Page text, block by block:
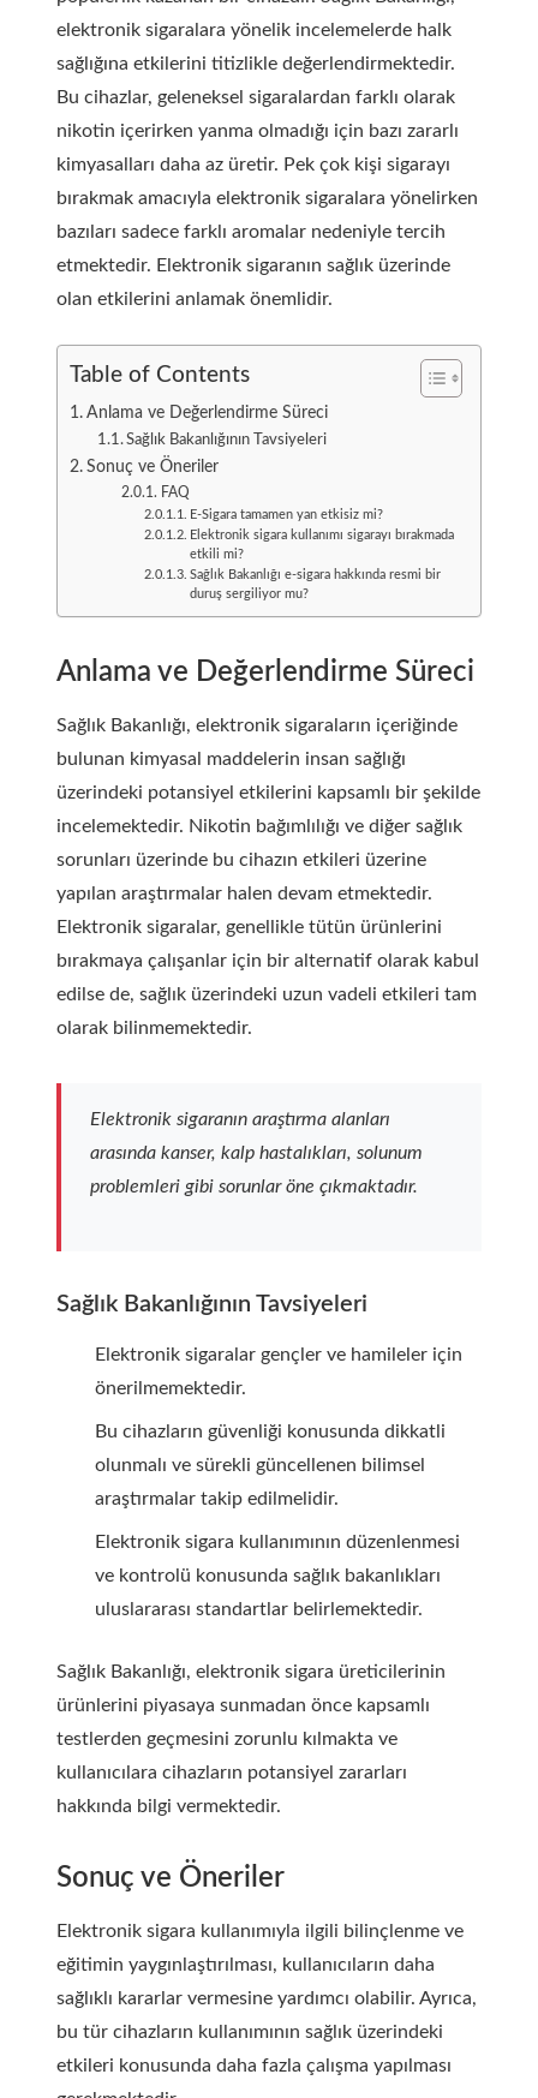
elektronik sigaralara yönelik incelemelerde halk
sağlığına etkilerini titizlikle değerlendirmektedir.
Bu cihazlar, geleneksel sigaralardan farklı olarak
nikotin içerirken yanma olmadığı için bazı zararlı
kimyasalları daha az üretir. Pek çok kişi sigarayı
bırakmak amacıyla elektronik sigaralara yönelirken
bazıları sadece farklı aromalar nedeniyle tercih
etmektedir. Elektronik sigaranın sağlık üzerinde
olan etkilerini anlamak önemlidir.
Table of Contents
Anlama ve Değerlendirme Süreci
Sağlık Bakanlığının Tavsiyeleri
Sonuç ve Öneriler
FAQ
E-Sigara tamamen yan etkisiz mi?
Elektronik sigara kullanımı sigarayı bırakmada
etkili mi?
Sağlık Bakanlığı e-sigara hakkında resmi bir
duruş sergiliyor mu?
Anlama ve Değerlendirme Süreci
Sağlık Bakanlığı, elektronik sigaraların içeriğinde
bulunan kimyasal maddelerin insan sağlığı
üzerindeki potansiyel etkilerini kapsamlı bir şekilde
incelemektedir. Nikotin bağımlılığı ve diğer sağlık
sorunları üzerinde bu cihazın etkileri üzerine
yapılan araştırmalar halen devam etmektedir.
Elektronik sigaralar, genellikle tütün ürünlerini
bırakmaya çalışanlar için bir alternatif olarak kabul
edilse de, sağlık üzerindeki uzun vadeli etkileri tam
olarak bilinmemektedir.
Elektronik sigaranın araştırma alanları
arasında kanser, kalp hastalıkları, solunum
problemleri gibi sorunlar öne çıkmaktadır.
Sağlık Bakanlığının Tavsiyeleri
Elektronik sigaralar gençler ve hamileler için
önerilmemektedir.
Bu cihazların güvenliği konusunda dikkatli
olunmalı ve sürekli güncellenen bilimsel
araştırmalar takip edilmelidir.
Elektronik sigara kullanımının düzenlenmesi
ve kontrolü konusunda sağlık bakanlıkları
uluslararası standartlar belirlemektedir.
Sağlık Bakanlığı, elektronik sigara üreticilerinin
ürünlerini piyasaya sunmadan önce kapsamlı
testlerden geçmesini zorunlu kılmakta ve
kullanıcılara cihazların potansiyel zararları
hakkında bilgi vermektedir.
Sonuç ve Öneriler
Elektronik sigara kullanımıyla ilgili bilinçlenme ve
eğitimin yaygınlaştırılması, kullanıcıların daha
sağlıklı kararlar vermesine yardımcı olabilir. Ayrıca,
bu tür cihazların kullanımının sağlık üzerindeki
etkileri konusunda daha fazla çalışma yapılması